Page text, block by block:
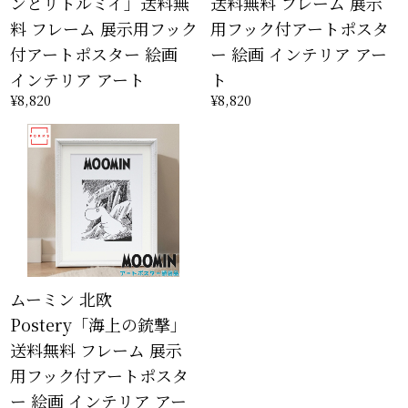
料 フレーム 展示用フック
付アートポスター 絵画
インテリア アート
¥8,820
用フック付アートポスタ
ー 絵画 インテリア アー
ト
¥8,820
ムーミン 北欧
Postery「海上の銃撃」
送料無料 フレーム 展示
用フック付アートポスタ
ー 絵画 インテリア アー